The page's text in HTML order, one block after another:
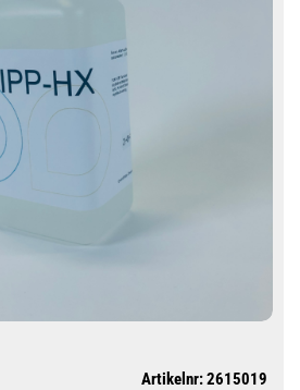
Artikelnr: 2615019